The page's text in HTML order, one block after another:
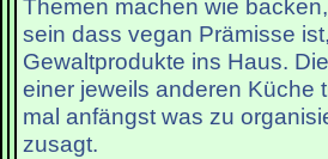
Themen machen wie
sein dass vegan Prämisse
Gewaltprodukte ins Haus.
einer jeweils anderen Küche
mal anfängst was zu
zusagt.